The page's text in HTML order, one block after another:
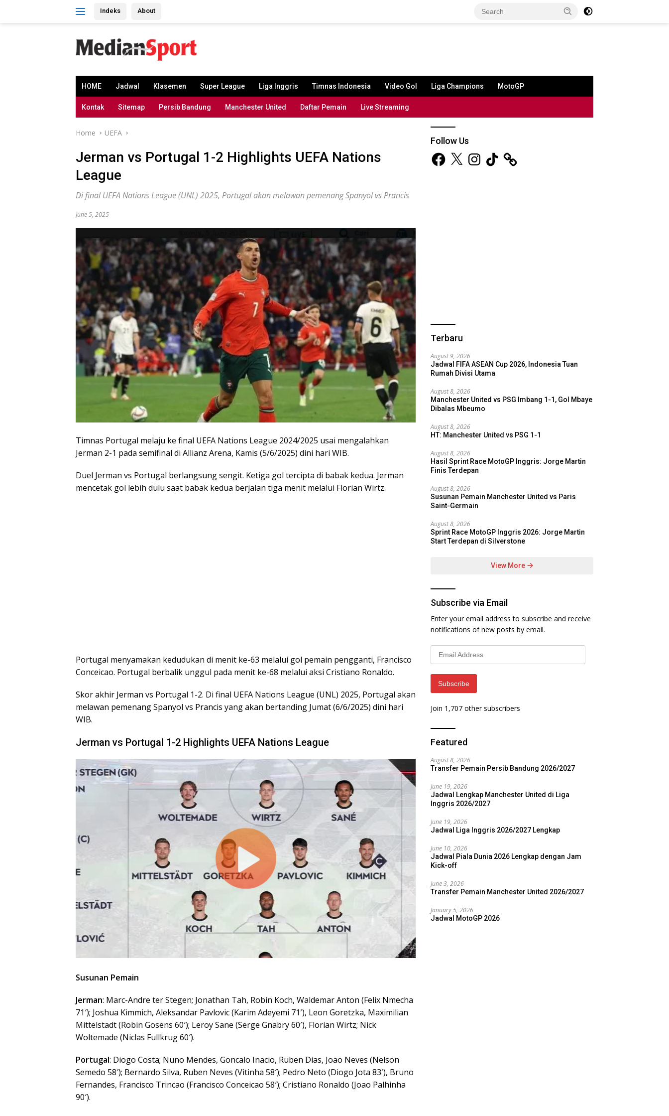
Indeks About
HOME Jadwal Klasemen Super League Liga Inggris Timnas Indonesia Video Gol Liga Champions MotoGP
Kontak Sitemap Persib Bandung Manchester United Daftar Pemain Live Streaming
Home UEFA
Jerman vs Portugal 1-2 Highlights UEFA Nations
League
Di final UEFA Nations League (UNL) 2025, Portugal akan melawan pemenang Spanyol vs Prancis
June 5, 2025
Timnas Portugal melaju ke final UEFA Nations League 2024/2025 usai mengalahkan
Jerman 2-1 pada semifinal di Allianz Arena, Kamis (5/6/2025) dini hari WIB.
Duel Jerman vs Portugal berlangsung sengit. Ketiga gol tercipta di babak kedua. Jerman
mencetak gol lebih dulu saat babak kedua berjalan tiga menit melalui Florian Wirtz.
Portugal menyamakan kedudukan di menit ke-63 melalui gol pemain pengganti, Francisco
Conceicao. Portugal berbalik unggul pada menit ke-68 melalui aksi Cristiano Ronaldo.
Skor akhir Jerman vs Portugal 1-2. Di final UEFA Nations League (UNL) 2025, Portugal akan
melawan pemenang Spanyol vs Prancis yang akan bertanding Jumat (6/6/2025) dini hari
WIB.
Jerman vs Portugal 1-2 Highlights UEFA Nations League
Susunan Pemain
Jerman: Marc-Andre ter Stegen; Jonathan Tah, Robin Koch, Waldemar Anton (Felix Nmecha
71′); Joshua Kimmich, Aleksandar Pavlovic (Karim Adeyemi 71′), Leon Goretzka, Maximilian
Mittelstadt (Robin Gosens 60′); Leroy Sane (Serge Gnabry 60′), Florian Wirtz; Nick
Woltemade (Niclas Fullkrug 60′).
Portugal: Diogo Costa; Nuno Mendes, Goncalo Inacio, Ruben Dias, Joao Neves (Nelson
Semedo 58′); Bernardo Silva, Ruben Neves (Vitinha 58′); Pedro Neto (Diogo Jota 83′), Bruno
Fernandes, Francisco Trincao (Francisco Conceicao 58′); Cristiano Ronaldo (Joao Palhinha
90′).
Follow Us
Facebook
X InstagramTikTok
Terbaru
August 9, 2026
Jadwal FIFA ASEAN Cup 2026, Indonesia Tuan
Rumah Divisi Utama
August 8, 2026
Manchester United vs PSG Imbang 1-1, Gol Mbaye
Dibalas Mbeumo
August 8, 2026
HT: Manchester United vs PSG 1-1
August 8, 2026
Hasil Sprint Race MotoGP Inggris: Jorge Martin
Finis Terdepan
August 8, 2026
Susunan Pemain Manchester United vs Paris
Saint-Germain
August 8, 2026
Sprint Race MotoGP Inggris 2026: Jorge Martin
Start Terdepan di Silverstone
View More
Subscribe via Email
Enter your email address to subscribe and receive
notifications of new posts by email.
Email
Address
Subscribe
Join 1,707 other subscribers
Featured
August 8, 2026
Transfer Pemain Persib Bandung 2026/2027
June 19, 2026
Jadwal Lengkap Manchester United di Liga
Inggris 2026/2027
June 19, 2026
Jadwal Liga Inggris 2026/2027 Lengkap
June 10, 2026
Jadwal Piala Dunia 2026 Lengkap dengan Jam
Kick-off
June 3, 2026
Transfer Pemain Manchester United 2026/2027
January 5, 2026
Jadwal MotoGP 2026